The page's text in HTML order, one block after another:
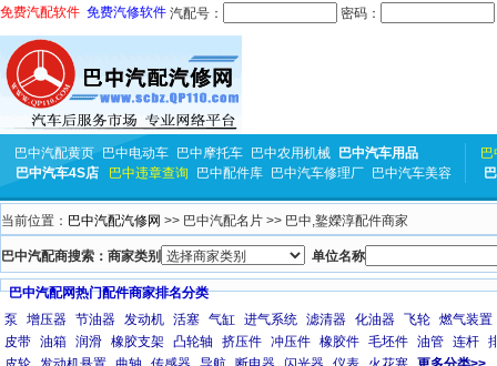
免费汽配软件 免费汽修软件 汽配号： 密码：
巴中汽配黄页 巴中电动车 巴中摩托车 巴中农用机械
巴中汽车用品
巴中汽车4S店
巴中违章查询 巴中配件库 巴中汽车修理厂 巴中汽车美容
当前位置： 巴中汽配汽修网 >> 巴中汽配名片 >> 巴中,鐜嬫淳配件商家
巴中汽配商搜索：商家类别 单位名称
巴中汽配网热门配件商家排名分类
泵
增压器 节油器 发动机 活塞 气缸 进气系统 滤清器 化油器 飞轮 燃气装置
皮带 油箱 润滑 橡胶支架 凸轮轴 挤压件 冲压件 橡胶件 毛坯件 油管 连杆